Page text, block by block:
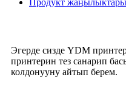
Продукт жаңылыктары
Эгерде сизде YDM
принтерин тез санарип
колдонууну айтып берем.